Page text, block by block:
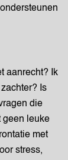
aanrecht? Ik
Is
die
geen leuke
met
stress,